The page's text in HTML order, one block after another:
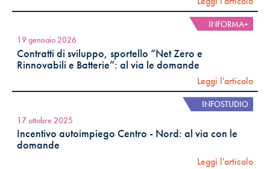
INFORMA+
19 gennaio 2026
Contratti di sviluppo, sportello “Net Zero e
Rinnovabili e Batterie”: al via le domande
Leggi l'articolo
INFOSTUDIO
17 ottobre 2025
Incentivo autoimpiego Centro - Nord: al via con le
domande
Leggi l'articolo